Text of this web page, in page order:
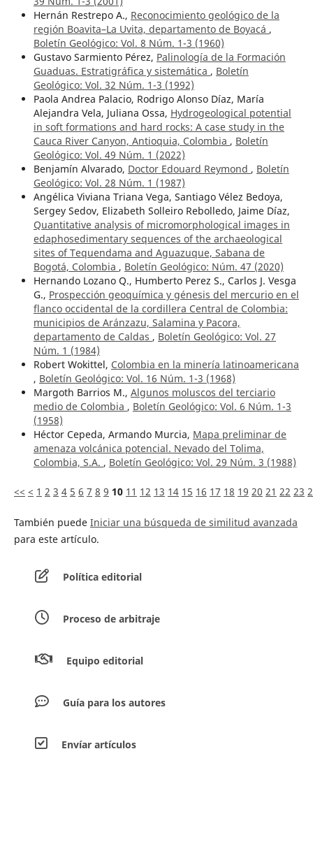
Hernán Restrepo A., Reconocimiento geológico de la
región Boavita–La Uvita, departamento de Boyacá ,
Boletín Geológico: Vol. 8 Núm. 1-3 (1960)
Gustavo Sarmiento Pérez, Palinología de la Formación
Guaduas. Estratigráfica y sistemática , Boletín
Geológico: Vol. 32 Núm. 1-3 (1992)
Paola Andrea Palacio, Rodrigo Alonso Díaz, María
Alejandra Vela, Juliana Ossa, Hydrogeological potential
in soft formations and hard rocks: A case study in the
Cauca River Canyon, Antioquia, Colombia , Boletín
Geológico: Vol. 49 Núm. 1 (2022)
Benjamín Alvarado, Doctor Edouard Reymond , Boletín
Geológico: Vol. 28 Núm. 1 (1987)
Angélica Viviana Triana Vega, Santiago Vélez Bedoya,
Sergey Sedov, Elizabeth Solleiro Rebolledo, Jaime Díaz,
Quantitative analysis of micromorphological images in
edaphosedimentary sequences of the archaeological
sites of Tequendama and Aguazuque, Sabana de
Bogotá, Colombia , Boletín Geológico: Núm. 47 (2020)
Hernando Lozano Q., Humberto Perez S., Carlos J. Vesga
G., Prospección geoquímica y génesis del mercurio en el
flanco occidental de la cordillera Central de Colombia:
municipios de Aránzazu, Salamina y Pacora,
departamento de Caldas , Boletín Geológico: Vol. 27
Núm. 1 (1984)
Robert Wokittel, Colombia en la minería latinoamericana
, Boletín Geológico: Vol. 16 Núm. 1-3 (1968)
Margoth Barrios M., Algunos moluscos del terciario
medio de Colombia , Boletín Geológico: Vol. 6 Núm. 1-3
(1958)
Héctor Cepeda, Armando Murcia, Mapa preliminar de
amenaza volcánica potencial. Nevado del Tolima,
Colombia, S.A. , Boletín Geológico: Vol. 29 Núm. 3 (1988)
<< < 1 2 3 4 5 6 7 8 9 10 11 12 13 14 15 16 17 18 19 20 21 22 23
También puede Iniciar una búsqueda de similitud avanzada
para este artículo.
Política editorial
Proceso de arbitraje
Equipo editorial
Guía para los autores
Envíar artículos